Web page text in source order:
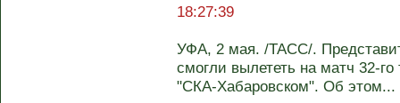
18:27:39
УФА, 2 мая. /ТАСС/.
смогли вылететь на матч 32-
"СКА-Хабаровском". Об этом...